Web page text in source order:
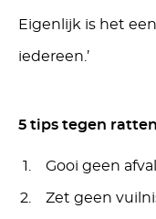
Eigenlijk is het
iedereen.’
5 tips tegen
Gooi geen
Zet geen